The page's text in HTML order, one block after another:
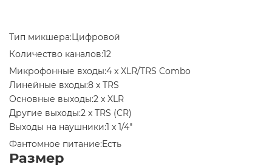
Тип микшера:Цифровой
Количество каналов:12
Микрофонные входы:4 x XLR/TRS Combo
Линейные входы:8 x TRS
Основные выходы:2 x XLR
Другие выходы:2 x TRS (CR)
Выходы на наушники:1 x 1/4"
Фантомное питание:Есть
Размер